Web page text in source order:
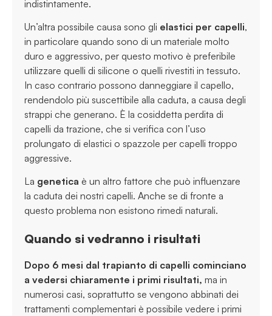
indistintamente.
Un’altra possibile causa sono gli elastici per capelli,
in particolare quando sono di un materiale molto
duro e aggressivo, per questo motivo è preferibile
utilizzare quelli di silicone o quelli rivestiti in tessuto.
In caso contrario possono danneggiare il capello,
rendendolo più suscettibile alla caduta, a causa degli
strappi che generano. È la cosiddetta perdita di
capelli da trazione, che si verifica con l’uso
prolungato di elastici o spazzole per capelli troppo
aggressive.
La genetica è un altro fattore che può influenzare
la caduta dei nostri capelli. Anche se di fronte a
questo problema non esistono rimedi naturali.
Quando si vedranno i risultati
Dopo 6 mesi dal trapianto di capelli cominciano
a vedersi chiaramente i primi risultati, ma in
numerosi casi, soprattutto se vengono abbinati dei
trattamenti complementari è possibile vedere i primi